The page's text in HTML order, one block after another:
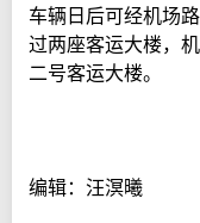
车辆日后可经机场
过两座客运大楼，
二号客运大楼。
编辑：汪溟曦